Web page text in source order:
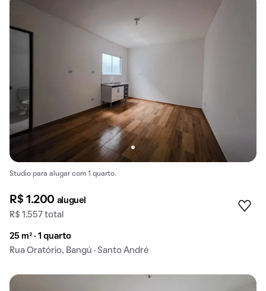
Studio para alugar com 1 quarto.
R$ 1.200 aluguel
R$ 1.557 total
25 m² · 1 quarto
Rua Oratório, Bangú · Santo André